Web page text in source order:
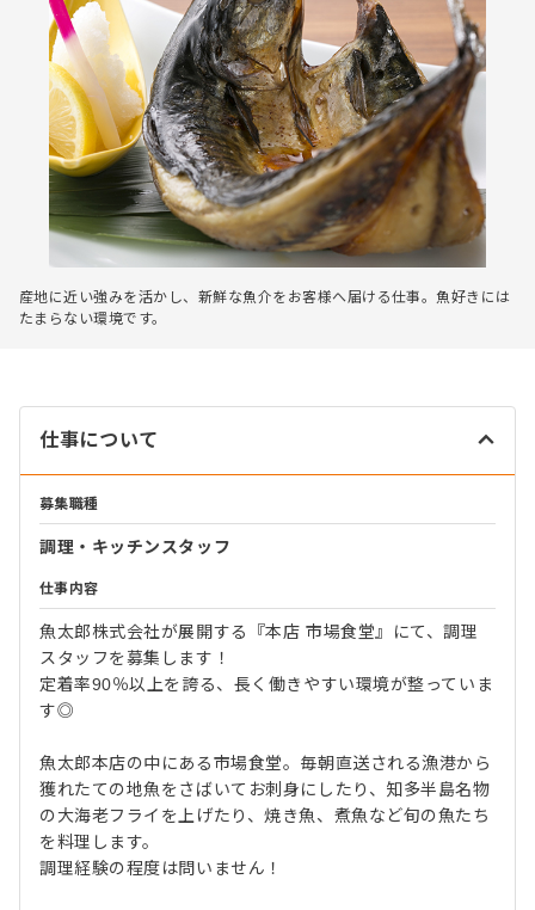
産地に近い強みを活かし、新鮮な魚介をお客様へ届ける仕事。魚好きには
たまらない環境です。
仕事について
募集職種
調理・キッチンスタッフ
仕事内容
魚太郎株式会社が展開する『本店 市場食堂』にて、調理
スタッフを募集します！
定着率90％以上を誇る、長く働きやすい環境が整っていま
す◎
魚太郎本店の中にある市場食堂。毎朝直送される漁港から
獲れたての地魚をさばいてお刺身にしたり、知多半島名物
の大海老フライを上げたり、焼き魚、煮魚など旬の魚たち
を料理します。
調理経験の程度は問いません！